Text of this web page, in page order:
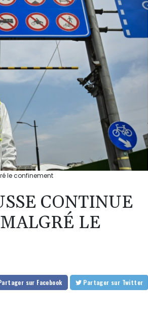
le confinement
CONTINUE
LE
sur Facebook Partager sur Twitter